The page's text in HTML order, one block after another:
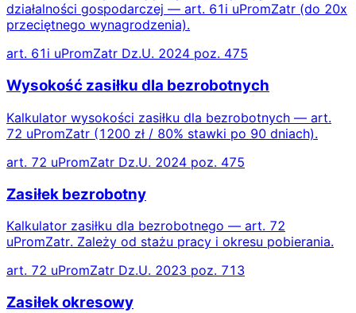
działalności gospodarczej — art. 61i uPromZatr (do 20x
przeciętnego wynagrodzenia).
art. 61i uPromZatr Dz.U. 2024 poz. 475
Wysokość zasiłku dla bezrobotnych
Kalkulator wysokości zasiłku dla bezrobotnych — art.
72 uPromZatr (1200 zł / 80% stawki po 90 dniach).
art. 72 uPromZatr Dz.U. 2024 poz. 475
Zasiłek bezrobotny
Kalkulator zasiłku dla bezrobotnego — art. 72
uPromZatr. Zależy od stażu pracy i okresu pobierania.
art. 72 uPromZatr Dz.U. 2023 poz. 713
Zasiłek okresowy